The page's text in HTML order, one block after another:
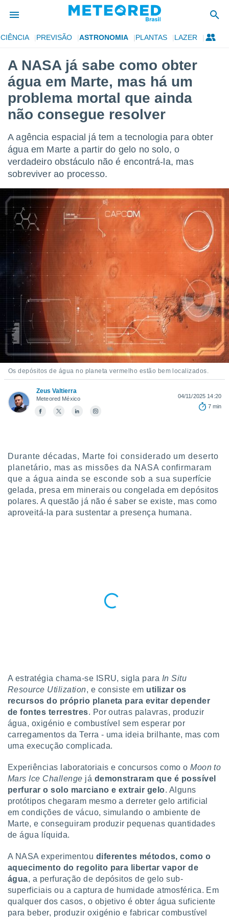
da
para
as
fornecidas
a este
das
e
forma
digital
ou
permite-
a nossa
de alta
botão
ao
a
ou
perfil
e
com
Pode
a
cookies,
a
site
lo de
a
website,
analisar o
ou
Pode
de
ao
ACEITAR
CONTINUAR
CONFIGURAÇÕES
CIÊNCIA PREVISÃO ASTRONOMIA PLANTAS LAZER
A NASA já sabe como obter
água em Marte, mas há um
problema mortal que ainda
não consegue resolver
A agência espacial já tem a tecnologia para obter
água em Marte a partir do gelo no solo, o
verdadeiro obstáculo não é encontrá-la, mas
sobreviver ao processo.
Os depósitos de água no planeta vermelho estão bem localizados.
Zeus Valtierra
Meteored México
04/11/2025 14:20
7 min
Durante décadas, Marte foi considerado um deserto
planetário, mas as missões da NASA confirmaram
que a água ainda se esconde sob a sua superfície
gelada, presa em minerais ou congelada em depósitos
polares. A questão já não é saber se existe, mas como
aproveitá-la para sustentar a presença humana.
A estratégia chama-se ISRU, sigla para In Situ
Resource Utilization, e consiste em utilizar os
recursos do próprio planeta para evitar depender
de fontes terrestres. Por outras palavras, produzir
água, oxigénio e combustível sem esperar por
carregamentos da Terra - uma ideia brilhante, mas com
uma execução complicada.
Experiências laboratoriais e concursos como oMoon to
Mars Ice Challenge já demonstraram que é possível
perfurar o solo marciano e extrair gelo. Alguns
protótipos chegaram mesmo a derreter gelo artificial
em condições de vácuo, simulando o ambiente de
Marte, e conseguiram produzir pequenas quantidades
de água líquida.
A NASA experimentou diferentes métodos, como o
aquecimento do regolito para libertar vapor de
água, a perfuração de depósitos de gelo sub-
superficiais ou a captura de humidade atmosférica. Em
qualquer dos casos, o objetivo é obter água suficiente
para beber, produzir oxigénio e fabricar combustível